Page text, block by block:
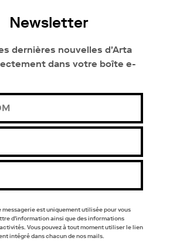
Newsletter
dernières nouvelles d'Arta
dans votre boîte e-
messagerie est uniquement utilisée pour vous
d'information ainsi que des informations
Vous pouvez à tout moment utiliser le lien
intégré dans chacun de nos mails.